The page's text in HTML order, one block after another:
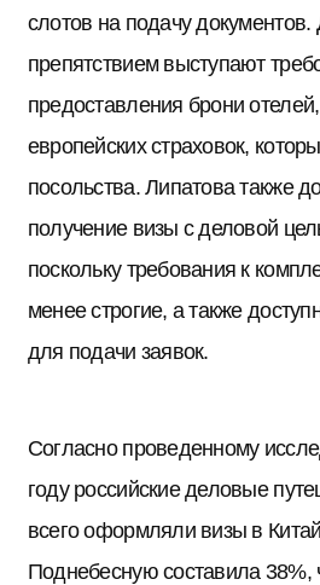
слотов на подачу
препятствием выступают
предоставления брони
европейских страховок,
посольства. Липатова также
получение визы с деловой
поскольку требования к
менее строгие, а также
для подачи заявок.
Согласно проведенному
году российские деловые
всего оформляли визы в
Поднебесную составила 38%,